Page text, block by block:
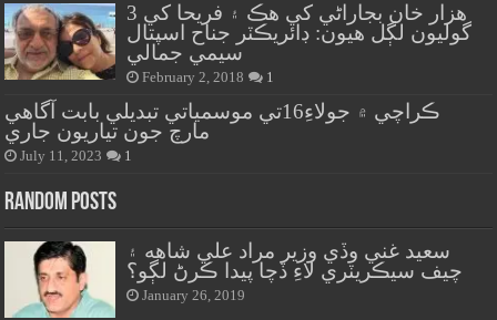
هزار خان بجاراڻي کي هڪ ۽ فريحا کي 3
گوليون لڳل هيون: ڊائريڪٽر جناح اسپتال
سيمي جمالي
February 2, 2018 1
ڪراچي ۾ جولاءِ16تي موسمياتي تبديلي بابت آگاهي
مارچ جون تياريون جاري
July 11, 2023 1
Random Posts
سعيد غني وڏي وزير مراد علي شاهه ۽
چيف سيڪريٽري لاءِ ڏچا پيدا ڪرڻ لڳو؟
January 26, 2019